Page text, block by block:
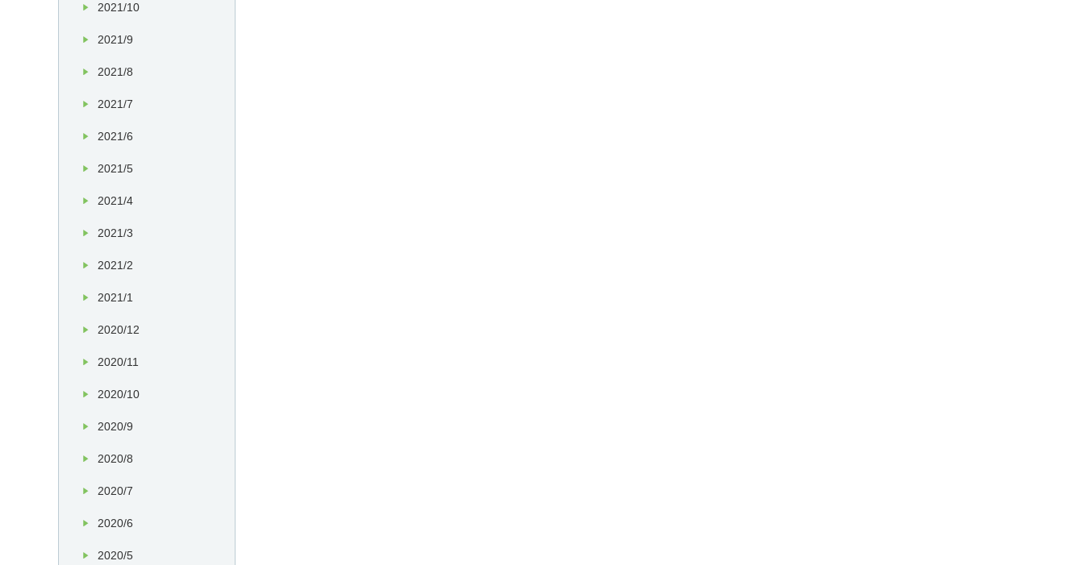
2021/10
2021/9
2021/8
2021/7
2021/6
2021/5
2021/4
2021/3
2021/2
2021/1
2020/12
2020/11
2020/10
2020/9
2020/8
2020/7
2020/6
2020/5